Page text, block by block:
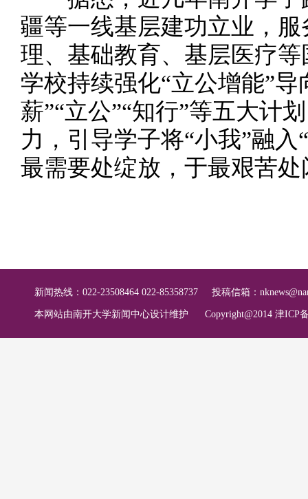
疆等一线基层建功立业，
理、基础教育、基层医疗
学校持续强化“立公增能”导
薪”“立公”“知行”等五大计
力，引导学子将“小我”融
最需要处绽放，于最艰苦
新闻热线：022-23508464 022-85358737 投稿信箱：
本网站由南开大学新闻中心设计维护 Copyright@2014 津ICP